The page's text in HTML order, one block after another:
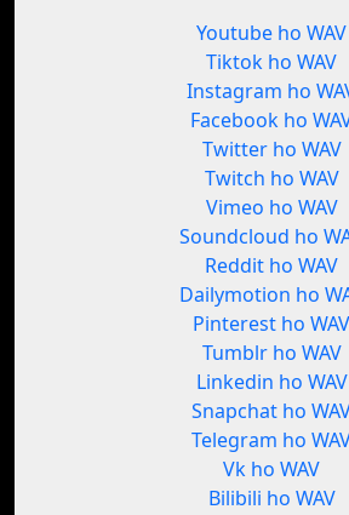
Youtube ho WAV
Tiktok ho WAV
Instagram ho
Facebook ho
Twitter ho WAV
Twitch ho WAV
Vimeo ho WAV
Soundcloud ho
Reddit ho WAV
Dailymotion ho
Pinterest ho WAV
Tumblr ho WAV
Linkedin ho WAV
Snapchat ho
Telegram ho
Vk ho WAV
Bilibili ho WAV